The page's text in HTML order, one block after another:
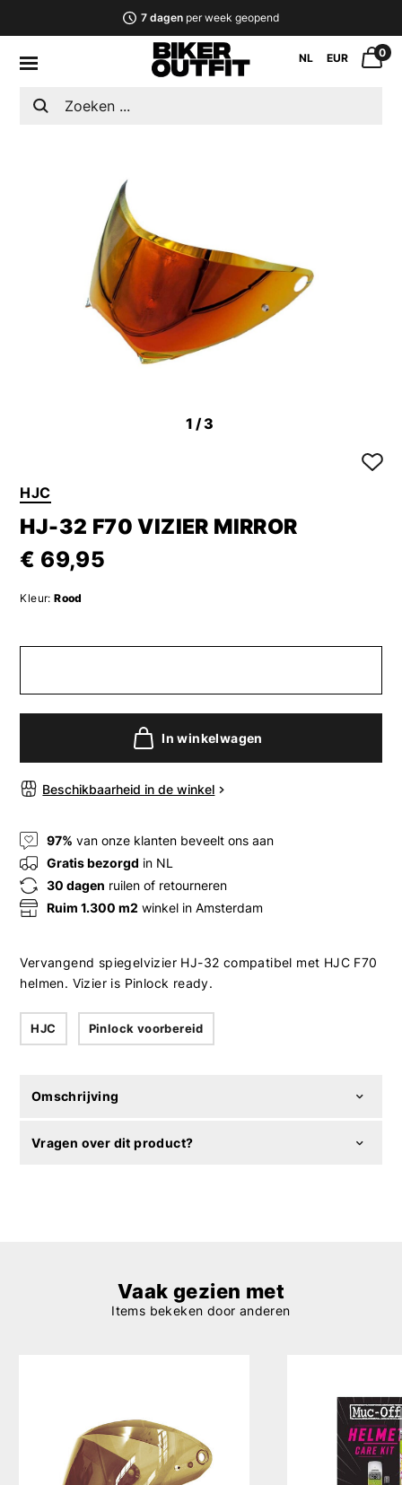
7 dagenper week geopend
NL EUR 0
1 /3
HJC
HJ-32 F70 VIZIER MIRROR
€ 69,95
Kleur: Rood
In winkelwagen
Beschikbaarheid in de winkel
97% van onze klanten beveelt ons aan
Gratis bezorgd in NL
30 dagen ruilen of retourneren
Ruim 1.300 m2 winkel in Amsterdam
Vervangend spiegelvizier HJ-32 compatibel met HJC F70
helmen. Vizier is Pinlock ready.
HJC Pinlock voorbereid
Omschrijving
Vragen over dit product?
Vaak gezien met
Items bekeken door anderen